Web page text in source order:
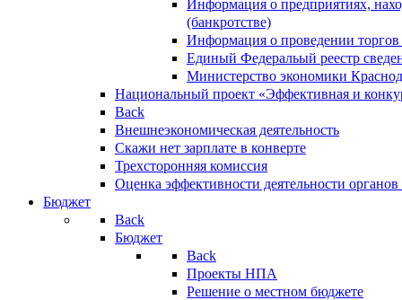
Информация о предприятиях,
(банкротстве)
Информация о проведении
Единый Федеральый реестр
Министерство экономики
Национальный проект «Эффективная и
Back
Внешнеэкономическая деятельность
Скажи нет зарплате в конверте
Трехсторонняя комиссия
Оценка эффективности деятельности
Бюджет
Back
Бюджет
Back
Проекты НПА
Решение о местном бюджете